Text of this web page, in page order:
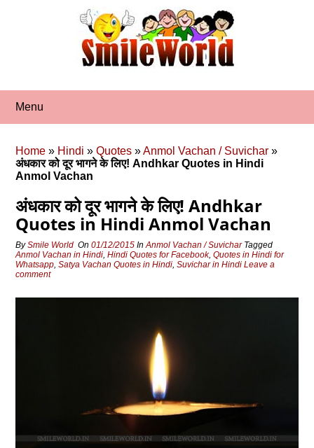
Menu
Home » Hindi »Quotes »Anmol Vachan / Suvichar »
अंधकार को दूर भागने के लिए! Andhkar Quotes in Hindi
Anmol Vachan
अंधकार को दूर भागने के लिए! Andhkar
Quotes in Hindi Anmol Vachan
BySmile World On01/12/2015 InAnmol Vachan / Suvichar Tagged
Anmol Vachan in Hindi,Hindi Quotes for Facebook,Quotes in Hindi for
Whatsapp,Satya Vachan Quotes in Hindi,Suvichar in Hindi Leave a
comment